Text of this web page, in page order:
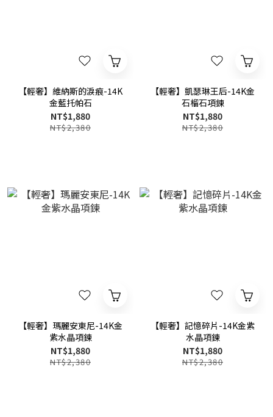
【輕奢】維納斯的淚痕-14K
金藍托帕石
NT$1,880
NT$2,380
【輕奢】凱瑟琳王后-14K金
石榴石項鍊
NT$1,880
NT$2,380
【輕奢】瑪麗安東尼-14K金
紫水晶項鍊
NT$1,880
NT$2,380
【輕奢】記憶碎片-14K金紫
水晶項鍊
NT$1,880
NT$2,380